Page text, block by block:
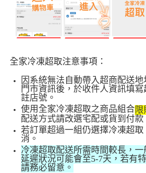
全家冷凍超取注意事項：
因系統無法自動帶入超商配送
門市資訊後，於收件人資訊填
註店號。
使用全家冷凍超取之商品組合限
配送方式請改選宅配或貨到付款
若訂單超過一組仍選擇冷凍超
消。
冷凍超取配送所需時間較長，一
延遲狀況可能會至5-7天，若有
請務必留意。